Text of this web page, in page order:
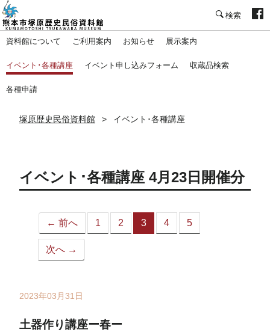
資料館について ご利用案内 お知らせ 展示案内
イベント･各種講座 イベント申し込みフォーム 収蔵品検索
各種申請
塚原歴史民俗資料館 イベント･各種講座
イベント･各種講座 4月23日開催分
← 前へ 1 2 3
（こ
4 5
次へ →
2023年03月31日
土器作り講座ー春ー